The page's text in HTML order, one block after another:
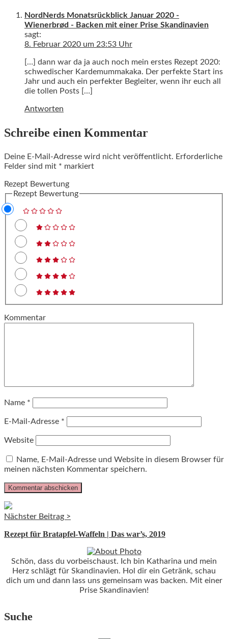
NordNerds Monatsrückblick Januar 2020 -
Wienerbrød - Backen mit einer Prise Skandinavien
sagt:
8. Februar 2020 um 23:53 Uhr
[…] dann war da ja auch noch mein erstes Rezept 2020:
schwedischer Kardemummakaka. Der perfekte Start ins
Jahr und auch ein perfekter Begleiter, wenn ihr euch all
die tollen Posts […]
Antworten
Schreibe einen Kommentar
Deine E-Mail-Adresse wird nicht veröffentlicht. Erforderliche
Felder sind mit * markiert
Rezept Bewertung
Rezept Bewertung
Kommentar
Name *
E-Mail-Adresse *
Website
Name, E-Mail-Adresse und Website in diesem Browser für
meinen nächsten Kommentar speichern.
Nächster Beitrag >
Rezept für Bratapfel-Waffeln | Das war’s, 2019
Schön, dass du vorbeischaust. Ich bin Katharina und mein
Herz schlägt für Skandinavien. Hol dir ein Getränk, schau
dich um und dann lass uns gemeinsam was backen. Mit einer
Prise Skandinavien!
Suche